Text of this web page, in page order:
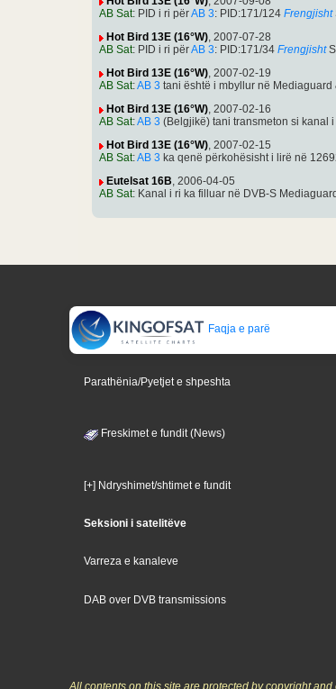
AB Sat: PID i ri përAB 3: PID:171/124 Frengjisht
Hot Bird 13E (16°W), 2007-07-28
AB Sat: PID i ri përAB 3: PID:171/34 Frengjisht
Hot Bird 13E (16°W), 2007-02-19
AB Sat:AB 3 tani është i mbyllur në
Hot Bird 13E (16°W), 2007-02-16
AB Sat:AB 3 (Belgjikë) tani transmeton si kanal
Hot Bird 13E (16°W), 2007-02-15
AB Sat:AB 3 ka qenë përkohësisht i lirë në
Eutelsat 16B, 2006-04-05
AB Sat: Kanal i ri ka filluar në DVB-S
Faqja e parë
Parathënia/Pyetjet e shpeshta
Freskimet e fundit (News)
[+] Ndryshimet/shtimet e fundit
Seksioni i satelitëve
Varreza e kanaleve
DAB over DVB transmissions
All contents on this site are protected by copyright